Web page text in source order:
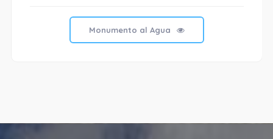
Monumento al Agua